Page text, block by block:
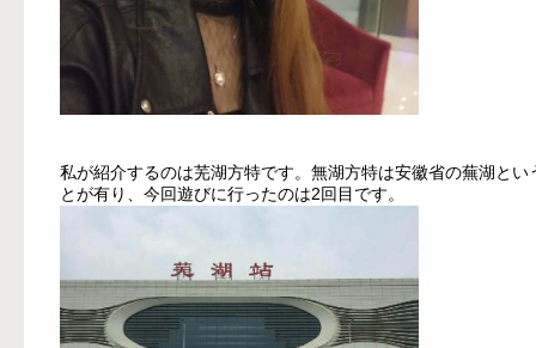
私が紹介するのは芜湖方特です。無湖方特は安徽省の蕪湖と
とが有り、今回遊びに行ったのは2回目です。